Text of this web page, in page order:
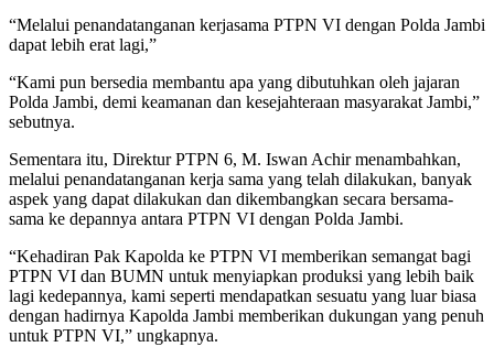
“Melalui penandatanganan kerjasama PTPN VI dengan Polda Jambi
dapat lebih erat lagi,”
“Kami pun bersedia membantu apa yang dibutuhkan oleh jajaran
Polda Jambi, demi keamanan dan kesejahteraan masyarakat Jambi,”
sebutnya.
Sementara itu, Direktur PTPN 6, M. Iswan Achir menambahkan,
melalui penandatanganan kerja sama yang telah dilakukan, banyak
aspek yang dapat dilakukan dan dikembangkan secara bersama-
sama ke depannya antara PTPN VI dengan Polda Jambi.
“Kehadiran Pak Kapolda ke PTPN VI memberikan semangat bagi
PTPN VI dan BUMN untuk menyiapkan produksi yang lebih baik
lagi kedepannya, kami seperti mendapatkan sesuatu yang luar biasa
dengan hadirnya Kapolda Jambi memberikan dukungan yang penuh
untuk PTPN VI,” ungkapnya.